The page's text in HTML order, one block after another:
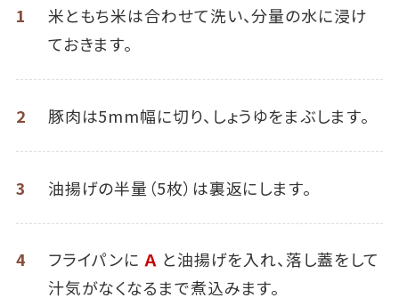
1
米ともち米は合わせて洗い、分量の水に浸け
ておきます。
2 豚肉は5mm幅に切り、しょうゆをまぶします。
3 油揚げの半量（5枚）は裏返にします。
4 フライパンに Ａ と油揚げを入れ、落し蓋をして
汁気がなくなるまで煮込みます。